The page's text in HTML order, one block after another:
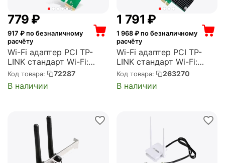
‍779‍ ₽
917 ₽ по безналичному
расчёту
Wi-Fi адаптер PCI TP-
LINK стандарт Wi-Fi:
802.11n, максимальная
скорость 150 Мбит/с,
PCI-E (TL-WN781ND)
Код товара: 72287
В наличии
1 791 ₽
1 968₽ по безналичному
расчёту
Wi-Fi адаптер PCI TP-
LINK стандарт Wi-Fi:
802.11ac, максимальная
скорость 1167 Мбит/с,
PCI-E (Archer T4E)
Код товара: 263270
В наличии